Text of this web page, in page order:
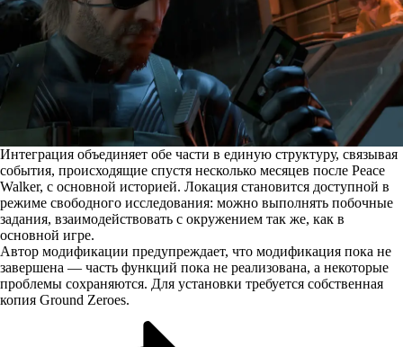
Интеграция объединяет обе части в единую структуру, связывая
события, происходящие спустя несколько месяцев после Peace
Walker, с основной историей. Локация становится доступной в
режиме свободного исследования: можно выполнять побочные
задания, взаимодействовать с окружением так же, как в
основной игре.
Автор модификации предупреждает, что модификация пока не
завершена — часть функций пока не реализована, а некоторые
проблемы сохраняются. Для установки требуется собственная
копия Ground Zeroes.